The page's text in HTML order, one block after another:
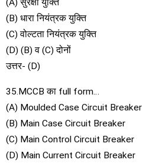
(A) सुरक्षा युक्ति
(B) धारा नियंत्रक युक्ति
(C) वोल्टता नियंत्रक युक्ति
(D) (B) व (C) दोनों
उत्तर- (D)
35.MCCB का full form…
(A) Moulded Case Circuit Breaker
(B) Main Case Circuit Breaker
(C) Main Control Circuit Breaker
(D) Main Current Circuit Breaker